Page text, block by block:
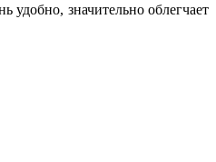
удобно, значительно облегчает